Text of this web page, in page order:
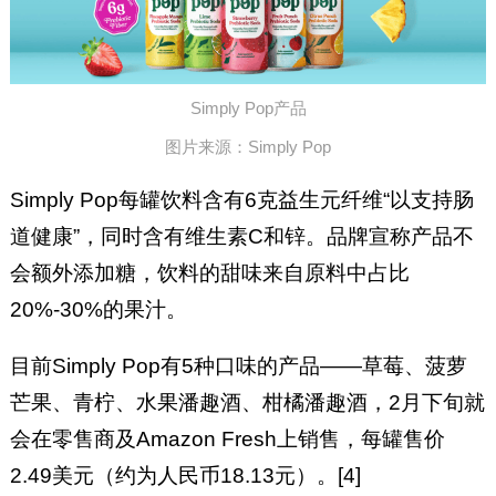
Simply Pop产品
图片来源：Simply Pop
Simply Pop每罐饮料含有6克益生元纤维“以支持肠
道健康”，同时含有维生素C和锌。品牌宣称产品不
会额外添加糖，饮料的甜味来自原料中占比
20%-30%的果汁。
目前Simply Pop有5种口味的产品——草莓、菠萝
芒果、青柠、水果潘趣酒、柑橘潘趣酒，2月下旬就
会在零售商及Amazon Fresh上销售，每罐售价
2.49美元（约为人民币18.13元）。[4]